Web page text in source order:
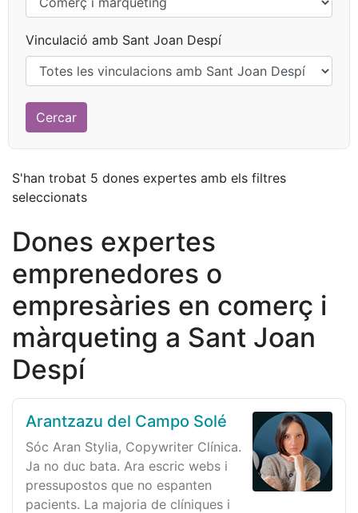
Vinculació amb Sant Joan Despí
S'han trobat 5 dones expertes amb els filtres
seleccionats
Dones expertes
emprenedores o
empresàries en comerç i
màrqueting a Sant Joan
Despí
Arantzazu del Campo Solé
Sóc Aran Stylia, Copywriter Clínica.
Ja no duc bata. Ara escric webs i
pressupostos que no espanten
pacients. La majoria de clíniques i